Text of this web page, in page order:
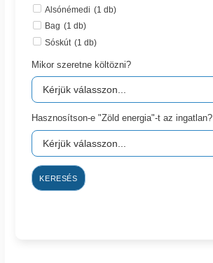
Alsónémedi (1 db)
Bag (1 db)
Sóskút (1 db)
Mikor szeretne költözni?
Hasznosítson-e "Zöld energia"-t az ingatlan?
KERESÉS